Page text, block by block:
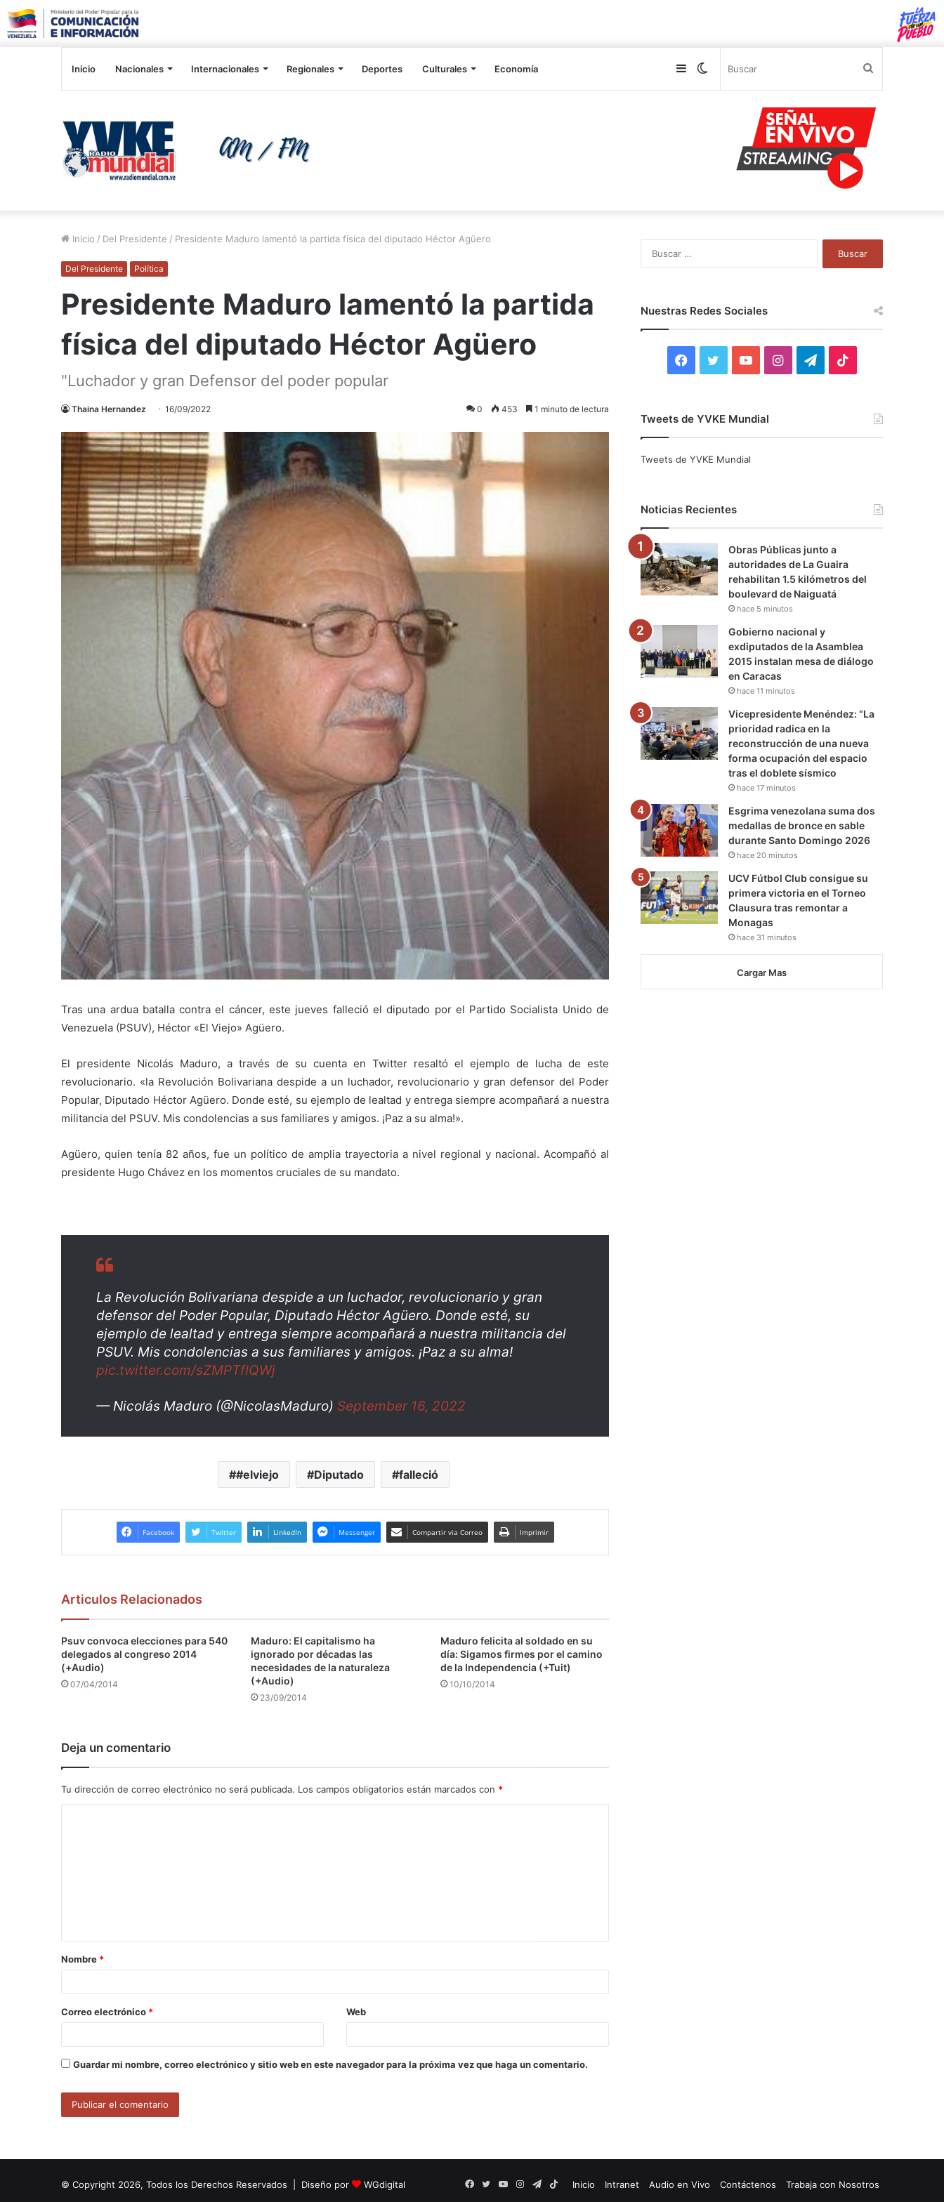
Inicio Nacionales Internacionales Regionales Deportes Culturales Economía Switch
Sidebar
Inicio / Del Presidente / Presidente Maduro lamentó la partida física del diputado Héctor Agüero
Del Presidente Política
Presidente Maduro lamentó la partida
física del diputado Héctor Agüero
"Luchador y gran Defensor del poder popular
Thaina Hernandez 16/09/2022 0 453 1 minuto de lectura
Tras una ardua batalla contra el cáncer, este jueves falleció el diputado por el Partido Socialista Unido de
Venezuela (PSUV), Héctor «El Viejo» Agüero.
El presidente Nicolás Maduro, a través de su cuenta en Twitter resaltó el ejemplo de lucha de este
revolucionario. «la Revolución Bolivariana despide a un luchador, revolucionario y gran defensor del Poder
Popular, Diputado Héctor Agüero. Donde esté, su ejemplo de lealtad y entrega siempre acompañará a nuestra
militancia del PSUV. Mis condolencias a sus familiares y amigos. ¡Paz a su alma!».
Agüero, quien tenía 82 años, fue un político de amplia trayectoria a nivel regional y nacional. Acompañó al
presidente Hugo Chávez en los momentos cruciales de su mandato.
La Revolución Bolivariana despide a un luchador, revolucionario y gran
defensor del Poder Popular, Diputado Héctor Agüero. Donde esté, su
ejemplo de lealtad y entrega siempre acompañará a nuestra militancia del
PSUV. Mis condolencias a sus familiares y amigos. ¡Paz a su alma!
pic.twitter.com/sZMPTfIQWj
— Nicolás Maduro (@NicolasMaduro) September 16, 2022
#elviejo Diputado falleció
Facebook Twitter LinkedIn Messenger Compartir via Correo Imprimir
Articulos Relacionados
Psuv convoca elecciones para 540
delegados al congreso 2014
(+Audio)
07/04/2014
Maduro: El capitalismo ha
ignorado por décadas las
necesidades de la naturaleza
(+Audio)
23/09/2014
Maduro felicita al soldado en su
día: Sigamos firmes por el camino
de la Independencia (+Tuit)
10/10/2014
Deja un comentario
Tu dirección de correo electrónico no será publicada. Los campos obligatorios están marcados con *
a
r
*
Nombre *
Correo electrónico * Web
Guardar mi nombre, correo electrónico y sitio web en este navegador para la próxima vez que haga un comentario.
Nuestras Redes Sociales
F
c
o
k
i
r
Y
u
e
I
r
a
m
T
a
m
Tweets de YVKE Mundial
Tweets de YVKE Mundial
Noticias Recientes
Obras Públicas junto a
autoridades de La Guaira
rehabilitan 1.5 kilómetros del
boulevard de Naiguatá
hace 5 minutos
Gobierno nacional y
exdiputados de la Asamblea
2015 instalan mesa de diálogo
en Caracas
hace 11 minutos
Vicepresidente Menéndez: “La
prioridad radica en la
reconstrucción de una nueva
forma ocupación del espacio
tras el doblete sísmico
hace 17 minutos
Esgrima venezolana suma dos
medallas de bronce en sable
durante Santo Domingo 2026
hace 20 minutos
UCV Fútbol Club consigue su
primera victoria en el Torneo
Clausura tras remontar a
Monagas
hace 31 minutos
Cargar Mas
© Copyright 2026, Todos los Derechos Reservados | Diseño por WGdigital Inicio Intranet Audio en Vivo Contáctenos Trabaja con Nosotros
Facebook
TwitterYouTubeInstagramTelegram
TikTok